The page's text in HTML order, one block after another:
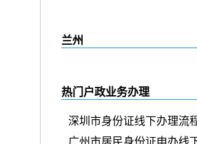
兰州
热门户政业务办理
深圳市身份证线下办理流
广州市居民身份证申办线